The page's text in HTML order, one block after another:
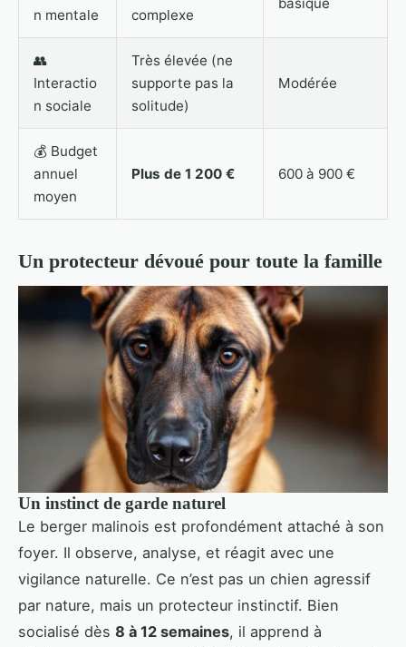
n mentale
complexe
👥
Interactio
n sociale
Très élevée (ne
supporte pas la
solitude)
Modérée
💰 Budget
annuel
moyen
Plus de 1 200 € 600 à 900 €
Un protecteur dévoué pour toute la famille
Un instinct de garde naturel
Le berger malinois est profondément attaché à son
foyer. Il observe, analyse, et réagit avec une
vigilance naturelle. Ce n’est pas un chien agressif
par nature, mais un protecteur instinctif. Bien
socialisé dès 8 à 12 semaines, il apprend à